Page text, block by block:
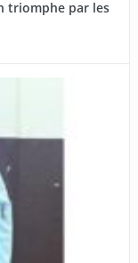
triomphe par les